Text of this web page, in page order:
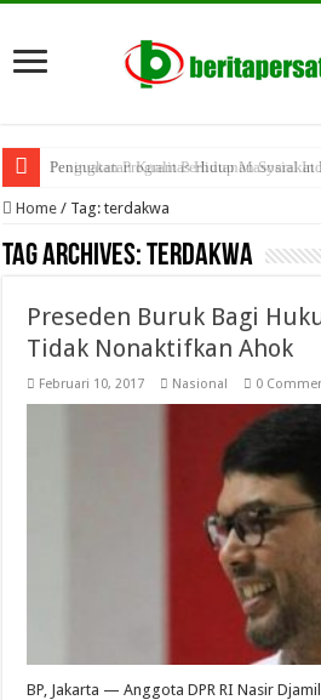
Peningkatan Kualitas Hidup
Penguatan Program Perhutanan Sosial
Home / Tag:terdakwa
Tag Archives:terdakwa
Preseden Buruk Bagi
Tidak Nonaktifkan Ahok
Februari 10, 2017 Nasional 0
BP, Jakarta — Anggota DPR RI Nasir